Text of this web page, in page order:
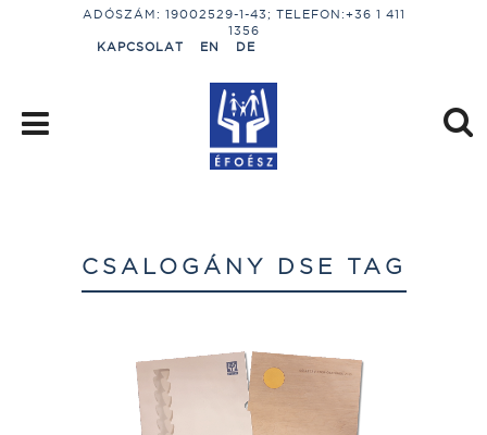
ADÓSZÁM: 19002529-1-43; TELEFON:+36 1 411
1356
KAPCSOLAT
EN DE
CSALOGÁNY DSE TAG